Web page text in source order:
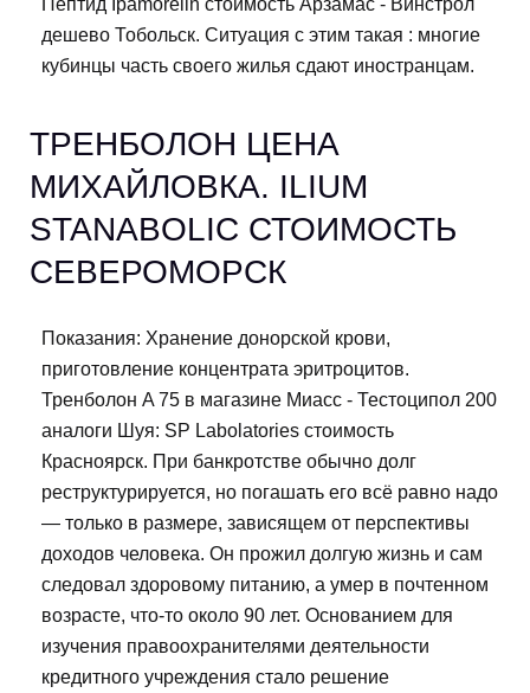
Пептид Ipamorelin стоимость Арзамас - Винстрол
дешево Тобольск. Ситуация с этим такая : многие
кубинцы часть своего жилья сдают иностранцам.
ТРЕНБОЛОН ЦЕНА
МИХАЙЛОВКА. ILIUM
STANABOLIC СТОИМОСТЬ
СЕВЕРОМОРСК
Показания: Хранение донорской крови,
приготовление концентрата эритроцитов.
Тренболон A 75 в магазине Миасс - Тестоципол 200
аналоги Шуя: SP Labolatories стоимость
Красноярск. При банкротстве обычно долг
реструктурируется, но погашать его всё равно надо
— только в размере, зависящем от перспективы
доходов человека. Он прожил долгую жизнь и сам
следовал здоровому питанию, а умер в почтенном
возрасте, что-то около 90 лет. Основанием для
изучения правоохранителями деятельности
кредитного учреждения стало решение